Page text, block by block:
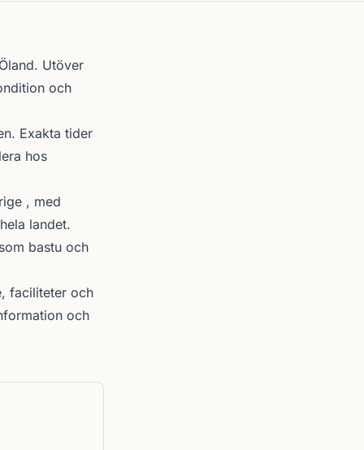
. Utöver
och
Exakta tider
hos
, med
landet.
bastu och
faciliteter och
och